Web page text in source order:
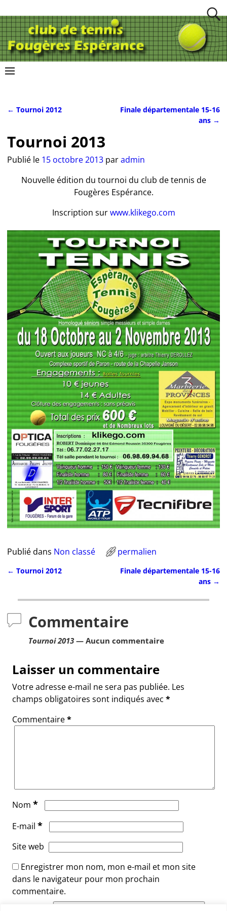
← Tournoi 2012
Finale départementale 15-16
ans →
Tournoi 2013
Publié le 15 octobre 2013 paradmin
Nouvelle édition du tournoi du club de tennis de
Fougères Espérance.
Inscription surwww.klikego.com
Publié dans Non classé permalien
← Tournoi 2012
Finale départementale 15-16
ans →
Commentaire
Tournoi 2013— Aucun commentaire
Laisser un commentaire
Votre adresse e-mail ne sera pas publiée. Les
champs obligatoires sont indiqués avec *
Commentaire*
Nom *
E-mail *
Site web
Enregistrer mon nom, mon e-mail et mon site
dans le navigateur pour mon prochain
commentaire.